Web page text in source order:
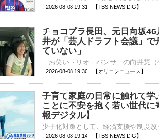
2026-08-08 19:31 【TBS NEWS DIG】
チョコプラ長田、元日向坂
井が「芸人ドラフト会議」
ていない」
2026-08-08 19:30 【オリコンニュース】
子育て家庭の日常に触れて
ことに不安を抱く若い世代
報デジタル】
2026-08-08 19:14 【TBS NEWS DIG】